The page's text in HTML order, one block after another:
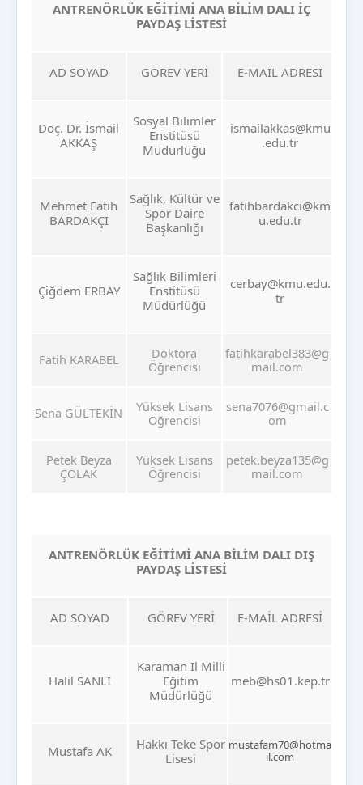
ANTRENÖRLÜK EĞİTİMİANA BİLİM DALI İÇ
PAYDAŞ LİSTESİ
AD SOYAD GÖREV YERİ E-MAİL ADRESİ
Doç. Dr. İsmail
AKKAŞ
Sosyal Bilimler
Enstitüsü
Müdürlüğü
ismailakkas@kmu
.edu.tr
Mehmet Fatih
BARDAKÇI
Sağlık, Kültür ve
Spor Daire
Başkanlığı
fatihbardakci@km
u.edu.tr
Çiğdem ERBAY
Sağlık Bilimleri
Enstitüsü
Müdürlüğü
cerbay@kmu.edu.
tr
Fatih KARABEL
Doktora
Öğrencisi
fatihkarabel383@g
mail.com
Sena GÜLTEKİN
Yüksek Lisans
Öğrencisi
sena7076@gmail.c
om
Petek Beyza
ÇOLAK
Yüksek Lisans
Öğrencisi
petek.beyza135@g
mail.com
ANTRENÖRLÜK EĞİTİMİ ANA BİLİM DALI DIŞ
PAYDAŞ LİSTESİ
AD SOYAD GÖREV YERİ E-MAİL ADRESİ
Halil SANLI
Karaman İl Milli
Eğitim
Müdürlüğü
meb@hs01.kep.tr
Mustafa AK
Hakkı Teke Spor
Lisesi
mustafam70@hotma
il.com